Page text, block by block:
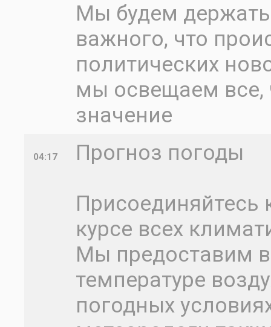
Мы будем держать
важного, что
политических
мы освещаем все,
значение
04:17
Прогноз погоды
Присоединяйтесь
курсе всех
Мы предоставим
температуре
погодных